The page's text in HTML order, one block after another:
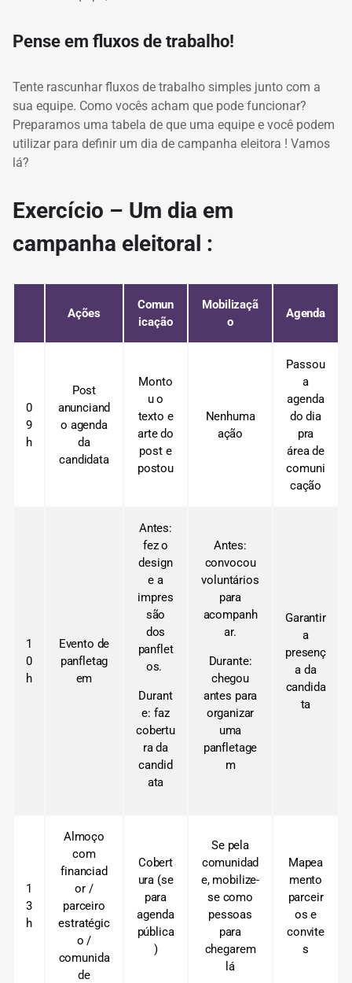
Pense em fluxos de trabalho!
Tente rascunhar fluxos de trabalho simples junto com a
sua equipe. Como vocês acham que pode funcionar?
Preparamos uma tabela de que uma equipe e você podem
utilizar para definir um dia de campanha eleitora ! Vamos
lá?
Exercício – Um dia em
campanha eleitoral :
Ações
Comun
icação
Mobilizaçã
o
Agenda
0
9
h
Post
anunciand
o agenda
da
candidata
Monto
u o
texto e
arte do
post e
postou
Nenhuma
ação
Passou
a
agenda
do dia
pra
área de
comuni
cação
1
0
h
Evento de
panfletag
em
Antes:
fez o
design
e a
impres
são
dos
panflet
os.
Durant
e: faz
cobertu
ra da
candid
ata
Antes:
convocou
voluntários
para
acompanh
ar.
Durante:
chegou
antes para
organizar
uma
panfletage
m
Garantir
a
presenç
a da
candida
ta
1
3
h
Almoço
com
financiad
or /
parceiro
estratégic
o /
comunida
de
Cobert
ura (se
para
agenda
pública
)
Se pela
comunidad
e, mobilize-
se como
pessoas
para
chegarem
lá
Mapea
mento
parceir
os e
convite
s